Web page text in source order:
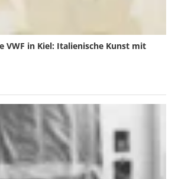
VWF in Kiel: Italienische Kunst mit